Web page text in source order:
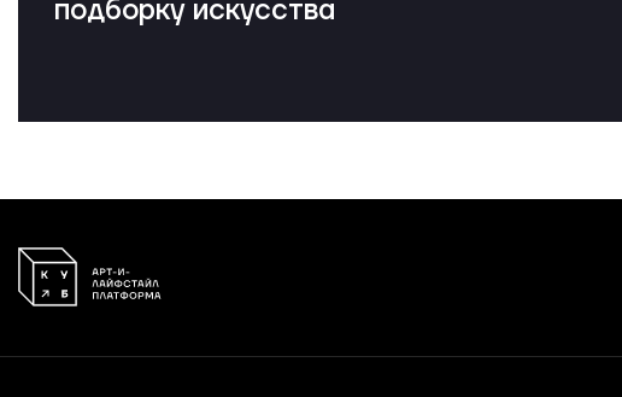
подборку искусства